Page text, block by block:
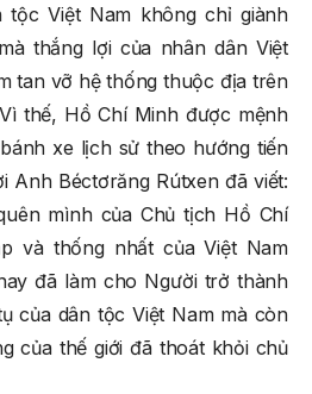
tộc Việt Nam không chỉ giành
thắng lợi của nhân dân Việt
tan vỡ hệ thống thuộc địa trên
thế, Hồ Chí Minh được mệnh
xe lịch sử theo hướng tiến
Anh Béctơrăng Rútxen đã viết:
mình của Chủ tịch Hồ Chí
và thống nhất của Việt Nam
đã làm cho Người trở thành
của dân tộc Việt Nam mà còn
của thế giới đã thoát khỏi chủ